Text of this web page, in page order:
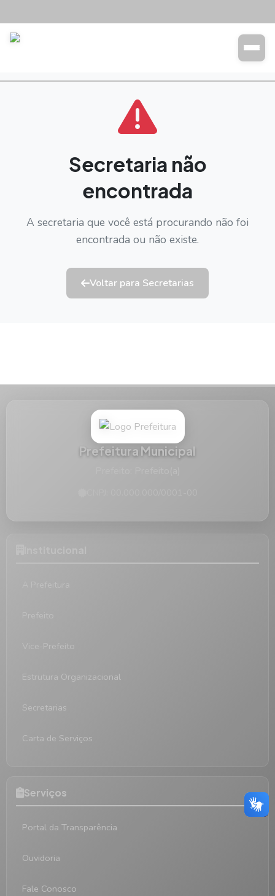
Secretaria não
encontrada
A secretaria que você está procurando não foi
encontrada ou não existe.
Voltar para Secretarias
Prefeitura Municipal
Vice-Prefeito
Estrutura Organizacional
Secretarias
Carta de Serviços
Serviços
Portal da Transparência
Ouvidoria
Fale Conosco